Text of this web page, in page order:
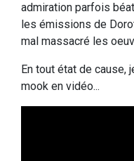
admiration parfois
les émissions de
mal massacré les
En tout état de cause,
mook en vidéo...